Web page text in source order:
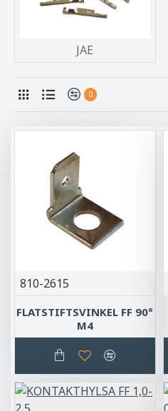
JAE
0
810-2615
FLATSTIFTSVINKEL FF 90°
M4